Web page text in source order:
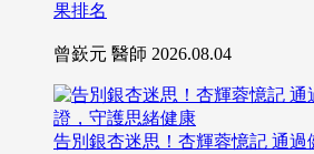
果排名
曾嶔元 醫師 2026.08.04
告別銀杏迷思！杏輝蓉憶記 通過